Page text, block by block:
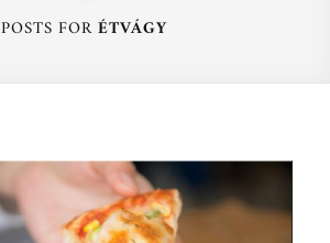
POSTS FORÉTVÁGY